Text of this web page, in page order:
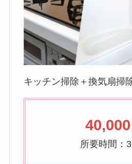
キッチン掃除＋換気扇掃
40,000
所要時間：